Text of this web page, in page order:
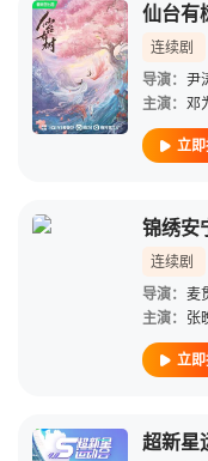
仙台有
连续剧
导演： 尹
主演： 邓
立
锦绣安
连续剧
导演： 麦
主演： 张
立
超新星